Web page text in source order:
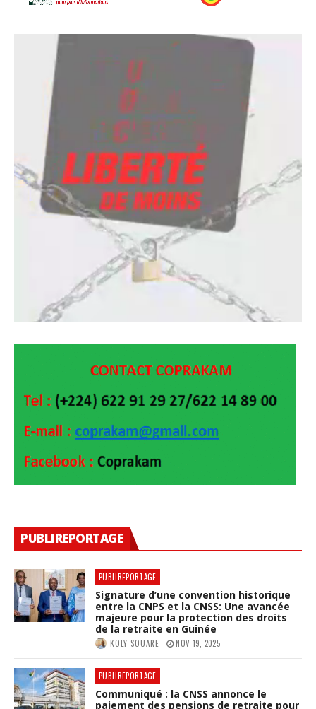
PUBLIREPORTAGE
PUBLIREPORTAGE
Signature d’une convention historique
entre la CNPS et la CNSS: Une avancée
majeure pour la protection des droits
de la retraite en Guinée
KOLY SOUARE NOV 19, 2025
PUBLIREPORTAGE
Communiqué : la CNSS annonce le
paiement des pensions de retraite pour